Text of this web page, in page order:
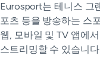
Eurosport는 테니스 그
포츠 등을 방송하는 스
웹, 모바일 및 TV 앱에
스트리밍할 수 있습니다.